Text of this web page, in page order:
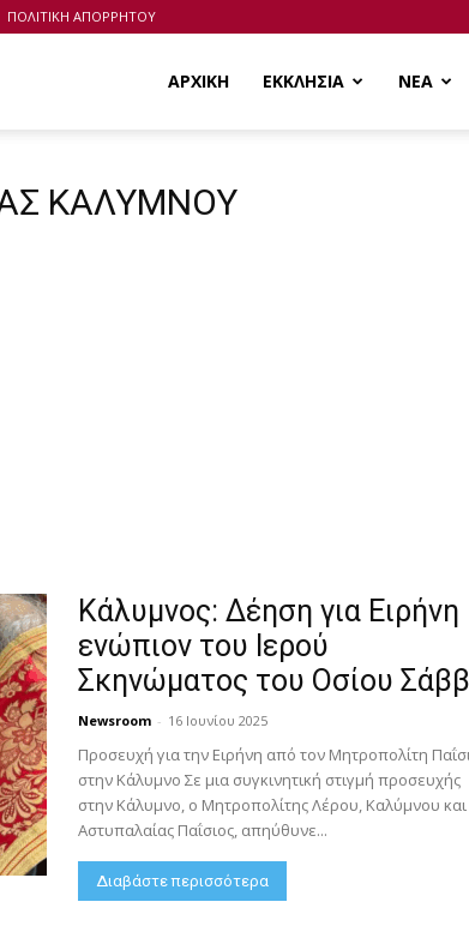
ΠΟΛΙΤΙΚΗ ΑΠΟΡΡΗΤΟΥ
ΑΡΧΙΚΗ ΕΚΚΛΗΣΙΑ ΝΕΑ
ΚΑΛΥΜΝΟΥ
Κάλυμνος: Δέηση για Ειρήνη
ενώπιον του Ιερού
Σκηνώματος του Οσίου
Newsroom - 16 Ιουνίου 2025
Προσευχή για την Ειρήνη από τον Μητροπολίτη
στην Κάλυμνο Σε μια συγκινητική στιγμή προσευχής
στην Κάλυμνο, ο Μητροπολίτης Λέρου, Καλύμνου και
Αστυπαλαίας Παΐσιος, απηύθυνε...
Διαβάστε περισσότερα